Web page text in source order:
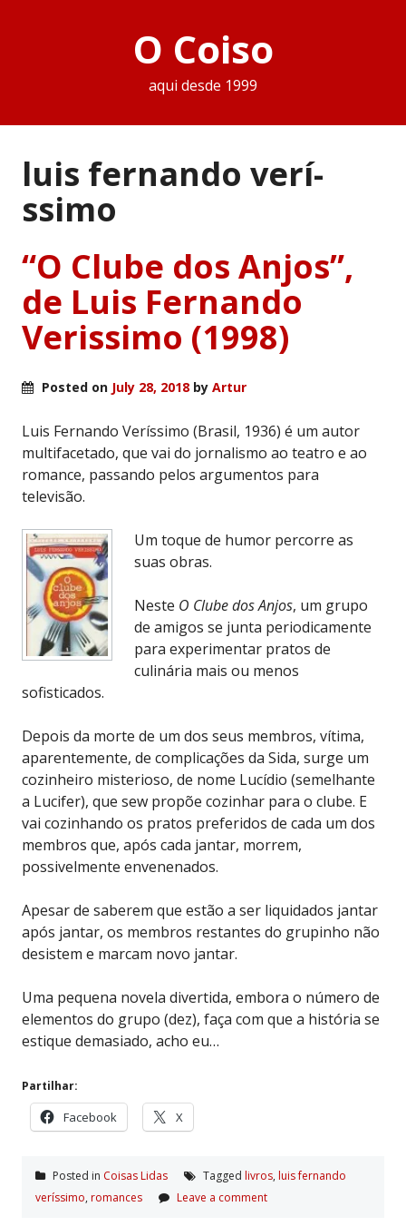
O Coiso
aqui desde 1999
luis fernando verí­
ssimo
“O Clube dos Anjos”,
de Luis Fernando
Verissimo (1998)
Posted on July 28, 2018 by Artur
Luis Fernando Veríssimo (Brasil, 1936) é um autor
multifacetado, que vai do jornalismo ao teatro e ao
romance, passando pelos argumentos para
televisão.
Um toque de humor percorre as
suas obras.
Neste O Clube dos Anjos, um grupo
de amigos se junta periodicamente
para experimentar pratos de
culinária mais ou menos
sofisticados.
Depois da morte de um dos seus membros, vítima,
aparentemente, de complicações da Sida, surge um
cozinheiro misterioso, de nome Lucídio (semelhante
a Lucifer), que sew propõe cozinhar para o clube. E
vai cozinhando os pratos preferidos de cada um dos
membros que, após cada jantar, morrem,
possivelmente envenenados.
Apesar de saberem que estão a ser liquidados jantar
após jantar, os membros restantes do grupinho não
desistem e marcam novo jantar.
Uma pequena novela divertida, embora o número de
elementos do grupo (dez), faça com que a história se
estique demasiado, acho eu…
Partilhar:
Facebook X
Posted in Coisas Lidas Tagged livros, luis fernando
verí­ssimo, romances Leave a comment